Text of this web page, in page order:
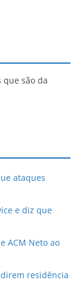
que são da
ataques
e diz que
ACM Neto ao
residência